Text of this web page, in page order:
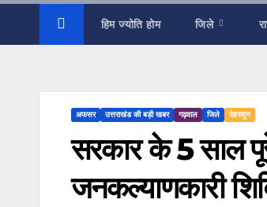
हिम ज्योति होम जिले
अफसर उत्तराखंड की बड़ी खबर गढ़वाल जिले देहरादून
सरकार के 5 साल
जनकल्याणकारी